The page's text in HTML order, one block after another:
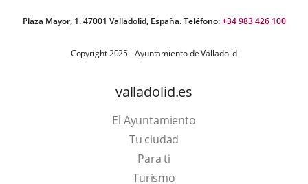
Plaza Mayor, 1. 47001 Valladolid, España. Teléfono:+34 983 426 100
Copyright 2025 - Ayuntamiento de Valladolid
valladolid.es
El Ayuntamiento
Tu ciudad
Para ti
TurismoThis